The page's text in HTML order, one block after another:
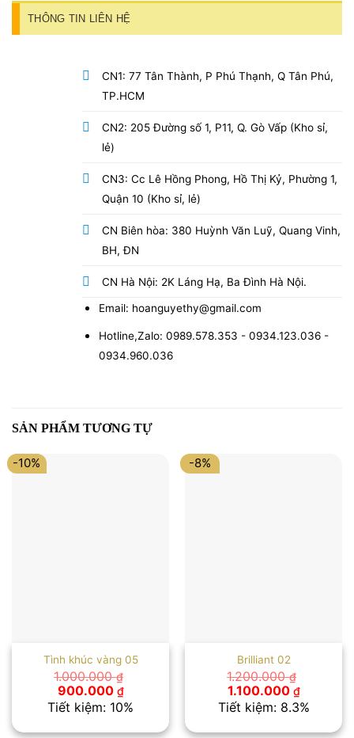
THÔNG TIN LIÊN HỆ
CN1: 77 Tân Thành, P Phú Thạnh, Q Tân Phú,
TP.HCM
CN2: 205 Đường số 1, P11, Q. Gò Vấp (Kho sỉ,
lẻ)
CN3: Cc Lê Hồng Phong, Hồ Thị Kỷ, Phường 1,
Quận 10 (Kho sỉ, lẻ)
CN Biên hòa: 380 Huỳnh Văn Luỹ, Quang Vinh,
BH, ĐN
CN Hà Nội: 2K Láng Hạ, Ba Đình Hà Nội.
Email: hoanguyethy@gmail.com
Hotline,Zalo: 0989.578.353 - 0934.123.036 -
0934.960.036
SẢN PHẨM TƯƠNG TỰ
-10%
Tình khúc vàng 05
1.000.000₫
Giá
gốc
là:
900.000 ₫Giá
hiện
tại
Tiết kiệm: 10%
-8%
Brilliant 02
1.200.000₫
Giá
gốc
là:
1.100.000 ₫Giá
hiện
tại
Tiết kiệm: 8.3%